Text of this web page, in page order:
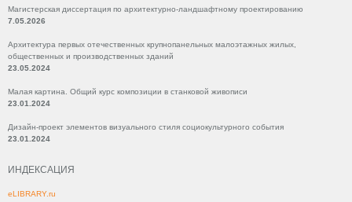
Магистерская диссертация по архитектурно-ландшафтному проектированию
7.05.2026
Архитектура первых отечественных крупнопанельных малоэтажных жилых,
общественных и производственных зданий
23.05.2024
Малая картина. Общий курс композиции в станковой живописи
23.01.2024
Дизайн-проект элементов визуального стиля социокультурного события
23.01.2024
ИНДЕКСАЦИЯ
eLIBRARY.ru